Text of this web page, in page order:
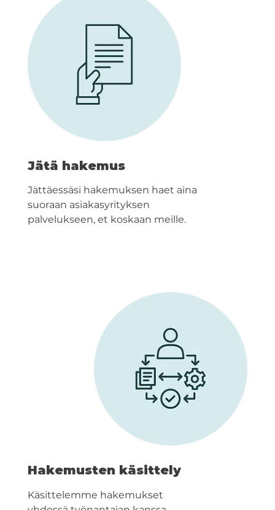
Jätä hakemus
Jättäessäsi hakemuksen haet aina
suoraan asiakasyrityksen
palvelukseen, et koskaan meille.
Hakemusten käsittely
Käsittelemme hakemukset